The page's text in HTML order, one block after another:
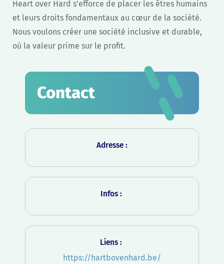
Heart over Hard s’efforce de placer les êtres humains
et leurs droits fondamentaux au cœur de la société.
Nous voulons créer une société inclusive et durable,
où la valeur prime sur le profit.
Contact
Adresse :
Infos :
Liens :
https://hartbovenhard.be/